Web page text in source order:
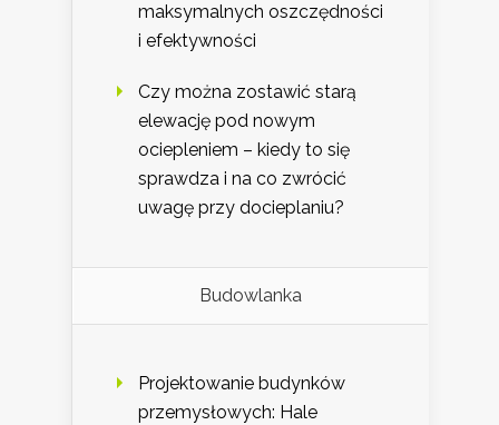
maksymalnych oszczędności
i efektywności
Czy można zostawić starą
elewację pod nowym
ociepleniem – kiedy to się
sprawdza i na co zwrócić
uwagę przy docieplaniu?
Budowlanka
Projektowanie budynków
przemysłowych: Hale